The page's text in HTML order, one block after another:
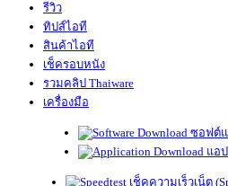
รีวิว
ทิปส์ไอที
สินค้าไอที
เช็ครอบหนัง
รวมคลิป Thaiware
เครื่องมือ
ซอฟต์
แอ
เช็คความเร็วเน็ต